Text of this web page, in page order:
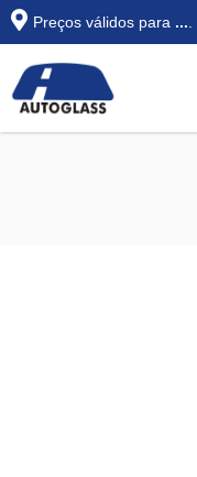
Preços válidos para ...